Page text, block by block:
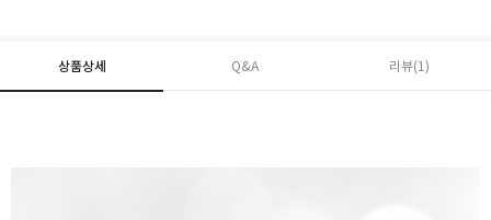
상품상세 Q&A 리뷰(1)